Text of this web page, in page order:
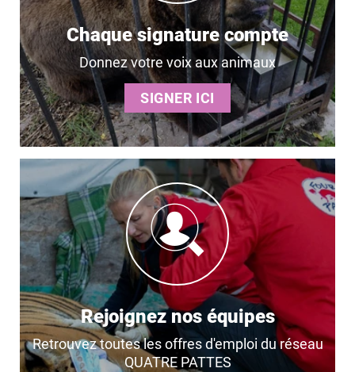
Chaque signature compte
Donnez votre voix aux animaux
SIGNER ICI
Rejoignez nos équipes
Retrouvez toutes les offres d'emploi du réseau
QUATRE PATTES